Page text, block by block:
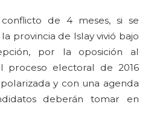
de 4 meses, si se
provincia de Islay vivió bajo
por la oposición al
proceso electoral de 2016
y con una agenda
deberán tomar en